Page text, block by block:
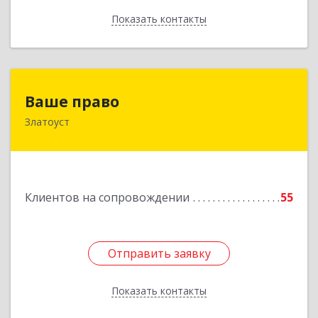
Показать контакты
Назад
Ваше право
Златоуст
Клиентов на сопровождении 55
Отправить заявку
Показать контакты
Отправить заявку
Назад